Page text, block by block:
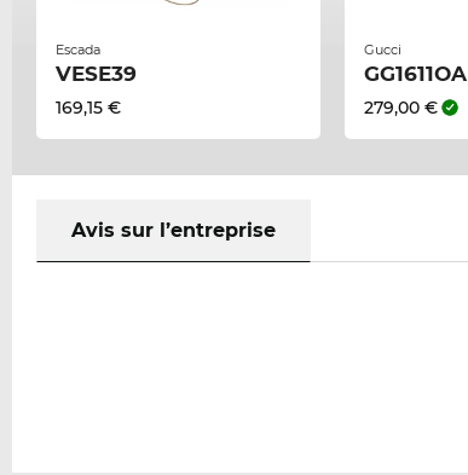
Escada
VESE39
169,15 €
Gucci
GG1611OA
279,00 €
Avis sur l’entreprise